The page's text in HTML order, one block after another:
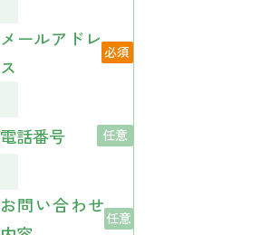
メールアドレ
ス
電話番号
お問い合わせ